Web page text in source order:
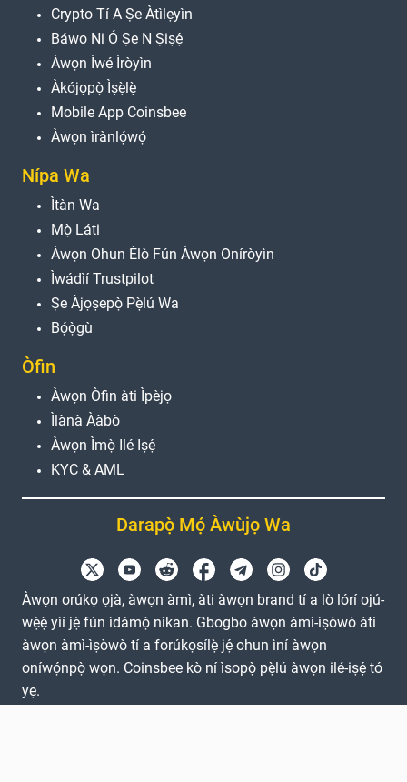
Crypto Tí A Ṣe Àtìlẹyìn
Báwo Ni Ó Ṣe N Ṣiṣẹ́
Àwọn Ìwé Ìròyìn
Àkójọpọ̀ Ìṣẹ̀lẹ̀
Mobile App Coinsbee
Àwọn ìrànlọ́wọ́
Nípa Wa
Ìtàn Wa
Mọ̀ Láti
Àwọn Ohun Èlò Fún Àwọn Oníròyìn
Ìwádìí Trustpilot
Ṣe Àjọṣepọ̀ Pẹ̀lú Wa
Bọ́ọ̀gù
Òfin
Àwọn Òfin àti Ìpèjọ
Ìlànà Ààbò
Àwọn Ìmọ̀ Ilé Iṣẹ́
KYC & AML
Darapọ̀ Mọ́ Àwùjọ Wa
Àwọn orúkọ ọjà, àwọn àmì, àti àwọn brand tí a lò lórí ojú-
wẹ́ẹ̀ yìí jẹ́ fún ìdámọ̀ nìkan. Gbogbo àwọn àmì-ìṣòwò àti
àwọn àmì-ìṣòwò tí a forúkọsílẹ̀ jẹ́ ohun ìní àwọn
oníwọ́npọ̀ wọn. Coinsbee kò ní ìsopọ̀ pẹ̀lú àwọn ilé-iṣẹ́ tó
yẹ.